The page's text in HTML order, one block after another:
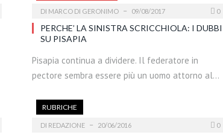
DI MARCO DI GERONIMO 09/08/2017 0
PERCHE’ LA SINISTRA SCRICCHIOLA: I DUBBI
SU PISAPIA
Pisapia continua a dividere. Il federatore in
pectore sembra essere più un uomo attorno al…
RUBRICHE
DI REDAZIONE 20/06/2016 0